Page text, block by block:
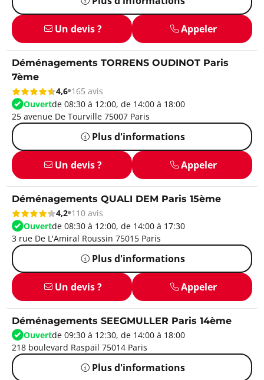
Un devis ? Appeler
Déménagements TORRENS OUDINOT Paris
7ème
4,6 165 avis
Ouvertde 08:30 à 12:00, de 14:00 à 18:00
25 avenue De Tourville 75007 Paris
Plus d'informations
Un devis ? Appeler
Déménagements QUALI DEM Paris 15ème
4,2 110 avis
Ouvertde 08:30 à 12:00, de 14:00 à 17:30
3 rue De L'Amiral Roussin 75015 Paris
Plus d'informations
Un devis ? Appeler
Déménagements SEEGMULLER Paris 14ème
Ouvertde 09:30 à 12:30, de 14:00 à 18:00
218 boulevard Raspail 75014 Paris
Plus d'informations